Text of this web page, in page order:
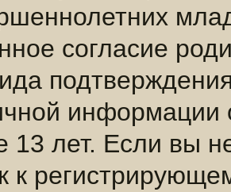
согласие
информации
13 лет. Если вы
к